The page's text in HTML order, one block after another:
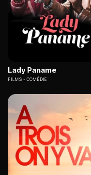
Lady Paname
FILMS COMÉDIE